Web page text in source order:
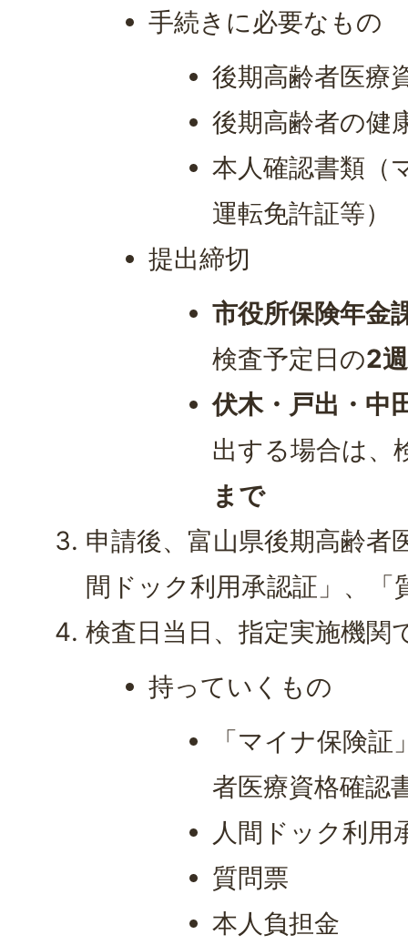
手続きに必要なもの
後期高齢者医療
後期高齢者の健
本人確認書類（
運転免許証等）
提出締切
市役所保険年金
検査予定日の2
伏木・戸出・中
出する場合は、
まで
申請後、富山県後期高齢者
間ドック利用承認証」、「
検査日当日、指定実施機関
持っていくもの
「マイナ保険
者医療資格確認
人間ドック利用
質問票
本人負担金